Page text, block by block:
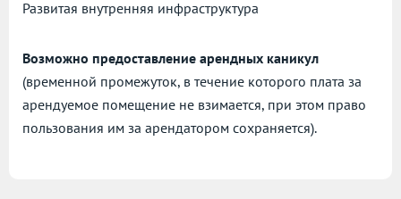
Развитая внутренняя инфраструктура
Возможно предоставление арендных каникул
(временной промежуток, в течение которого плата за
арендуемое помещение не взимается, при этом право
пользования им за арендатором сохраняется).